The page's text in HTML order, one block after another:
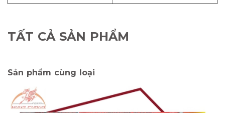
TẤT CẢ SẢN PHẨM
Sản phẩm cùng loại